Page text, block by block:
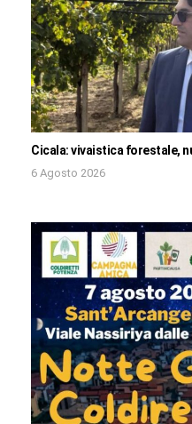
Cicala: vivaistica forestale,
6 Agosto 2026